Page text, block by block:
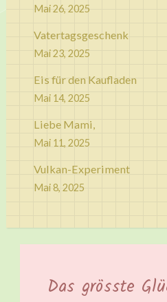
Mai 26, 2025
Vatertagsgeschenk
Mai 23, 2025
Eis für den Kaufladen
Mai 14, 2025
Liebe Mami,
Mai 11, 2025
Vulkan-Experiment
Mai 8, 2025
Das grösste